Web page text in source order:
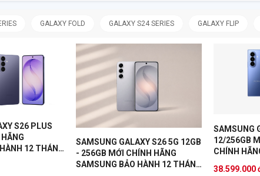
GALAXY FOLD GALAXY S24 SERIES GALAXY FLIP
S26 PLUS
12 THÁNG
SAMSUNG GALAXY S26 5G 12GB
- 256GB MỚI CHÍNH HÃNG
SAMSUNG BẢO HÀNH 12 THÁNG
SAMSUNG
12/256GB
CHÍNH
38.599.000